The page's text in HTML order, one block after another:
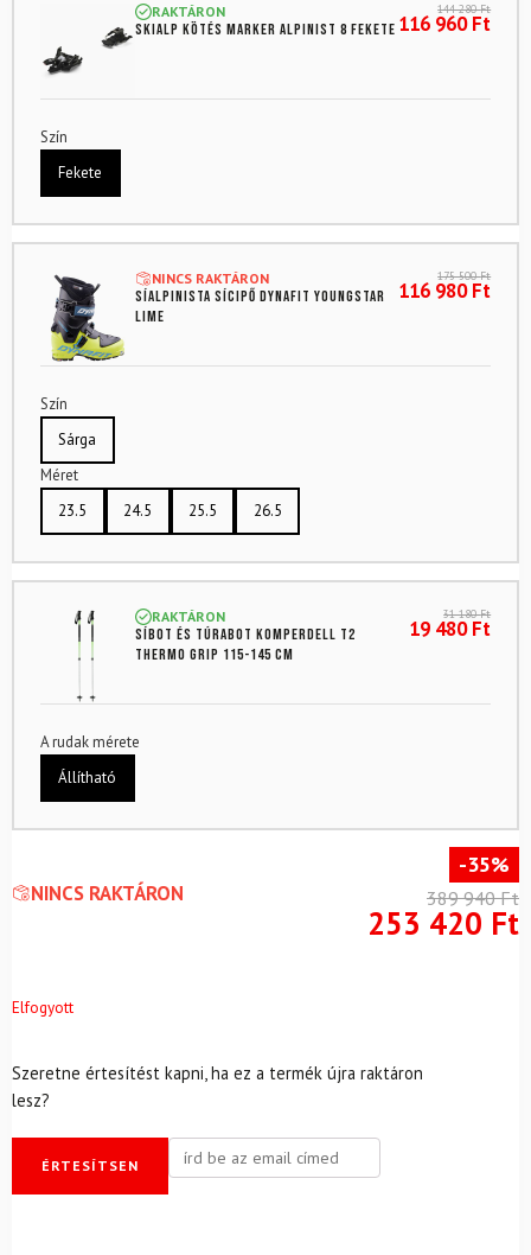
RAKTÁRON
Skialp kötés MARKER Alpinist 8 fekete
144 280Ft
116 960Ft
Szín
Fekete
NINCS RAKTÁRON
Síalpinista sícipő DYNAFIT Youngstar
Lime
175 500Ft
116 980Ft
Szín
Sárga
Méret
23.5
24.5 25.5 26.5
RAKTÁRON
Síbot és túrabot KOMPERDELL T2
Thermo Grip 115-145 cm
31 180Ft
19 480Ft
A rudak mérete
Állítható
NINCS RAKTÁRON
-35%
389 940Ft
253 420 Ft
Elfogyott
Szeretne értesítést kapni, ha ez a termék újra raktáron
lesz?
ÉRTESÍTSEN